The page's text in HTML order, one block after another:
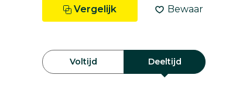
Vergelijk Bewaar
Voltijd Deeltijd